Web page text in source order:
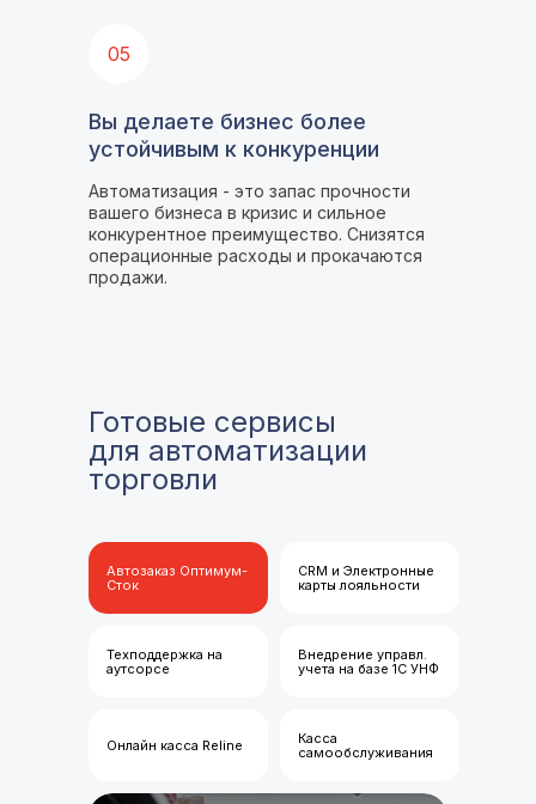
Автоматизация - это запас прочности
вашего бизнеса в кризис и сильное
конкурентное преимущество. Снизятся
операционные расходы и прокачаются
продажи.
Вы делаете бизнес более
устойчивым к конкуренции
05
Готовые сервисы
для автоматизации
торговли
CRM и Электронные
карты лояльности
Автозаказ Оптимум-
Сток
Техподдержка на
аутсорсе
Внедрение управл.
учета на базе 1С УНФ
Онлайн касса Reline
Касса
самообслуживания